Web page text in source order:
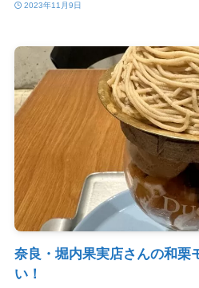
2023年11月9日
奈良・堀内果実店さんの和栗
い！